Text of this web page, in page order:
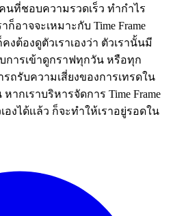
คนที่ชอบความรวดเร็ว ทำกำไร
ก็อาจจะเหมาะกับ Time Frame
งต้องดูตัวเราเองว่า ตัวเรานั้นมี
การเข้าดูกราฟทุกวัน หรือทุก
ถรับความเสี่ยงของการเทรดใน
ากเราบริหารจัดการ Time Frame
งได้เเล้ว ก็จะทำให้เราอยู่รอดใน